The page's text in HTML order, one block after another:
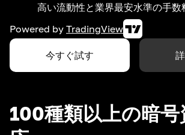
高い流動性と業界最安水準の手数
Powered by TradingView
今すぐ試す
100種類以上の暗